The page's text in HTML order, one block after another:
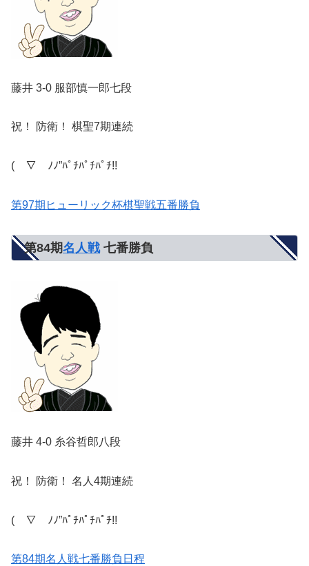
藤井 3-0 服部慎一郎七段
祝！ 防衛！ 棋聖7期連続
(￣∇￣ﾉﾉ”ﾊﾟﾁﾊﾟﾁﾊﾟﾁ!!
第97期ヒューリック杯棋聖戦五番勝負
第84期名人戦七番勝負
藤井 4-0 糸谷哲郎八段
祝！ 防衛！ 名人4期連続
(￣∇￣ﾉﾉ”ﾊﾟﾁﾊﾟﾁﾊﾟﾁ!!
第84期名人戦七番勝負日程